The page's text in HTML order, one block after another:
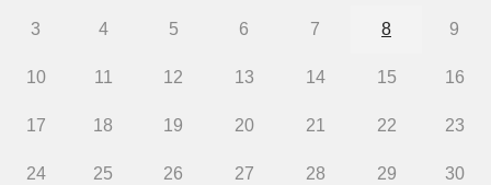
3 4 5 6 7 8 9
10 11 12 13 14 15 16
17 18 19 20 21 22 23
24 25 26 27 28 29 30